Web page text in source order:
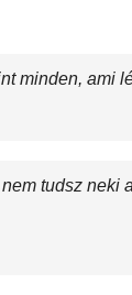
minden, ami
tudsz neki